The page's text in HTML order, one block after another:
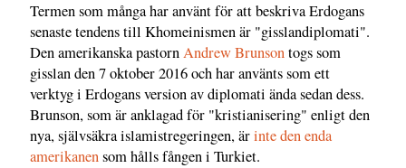
Termen som många har använt för att beskriva Erdogans
senaste tendens till Khomeinismen är "gisslandiplomati".
Den amerikanska pastornAndrew Brunsontogs som
gisslan den 7 oktober 2016 och har använts som ett
verktyg i Erdogans version av diplomati ända sedan dess.
Brunson, som är anklagad för "kristianisering" enligt den
nya, självsäkra islamistregeringen, ärinte den enda
amerikanensom hålls fången i Turkiet.